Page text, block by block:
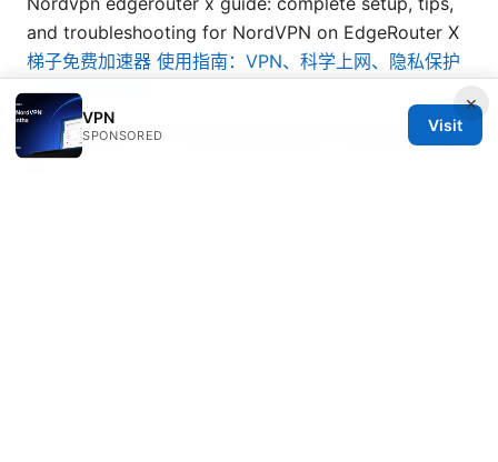
and troubleshooting for NordVPN on EdgeRouter X
梯子免费加速器 使用指南：VPN、科学上网、隐私保护
与速度优化全解
Vpn便宜推荐：2025年性价比最高的VPN评测与购买指
南
×
VPN
SPONSORED
Visit